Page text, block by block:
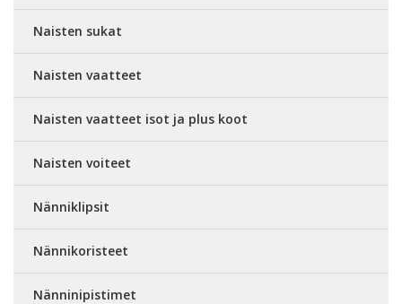
Naisten sukat
Naisten vaatteet
Naisten vaatteet isot ja plus koot
Naisten voiteet
Nänniklipsit
Nännikoristeet
Nänninipistimet